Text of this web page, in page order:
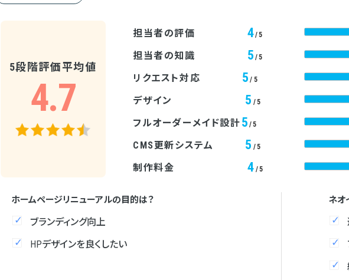
5段階評価平均値
4.7
担当者の評価 4/5
担当者の知識 5 /5
リクエスト対応 5/5
デザイン 5 /5
フルオーダーメイド設計 5 /5
CMS更新システム 5 /5
制作料金 4 /5
ホームページリニューアルの目的は？
ブランディング向上
HPデザインを良くしたい
ネオ